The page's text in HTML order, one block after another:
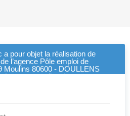
a pour objet la réalisation de
l’agence Pôle emploi de
Moulins 80600 - DOULLENS
Les travaux d’aménagements
lots. - La descr